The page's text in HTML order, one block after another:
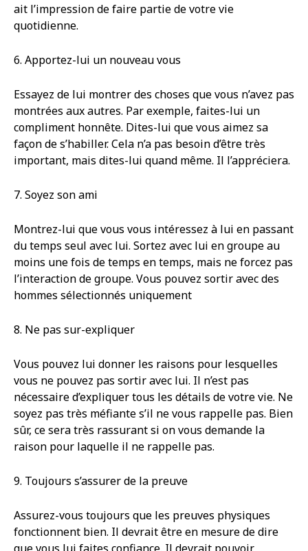
ait l’impression de faire partie de votre vie
quotidienne.
6. Apportez-lui un nouveau vous
Essayez de lui montrer des choses que vous n’avez pas
montrées aux autres. Par exemple, faites-lui un
compliment honnête. Dites-lui que vous aimez sa
façon de s’habiller. Cela n’a pas besoin d’être très
important, mais dites-lui quand même. Il l’appréciera.
7. Soyez son ami
Montrez-lui que vous vous intéressez à lui en passant
du temps seul avec lui. Sortez avec lui en groupe au
moins une fois de temps en temps, mais ne forcez pas
l’interaction de groupe. Vous pouvez sortir avec des
hommes sélectionnés uniquement
8. Ne pas sur-expliquer
Vous pouvez lui donner les raisons pour lesquelles
vous ne pouvez pas sortir avec lui. Il n’est pas
nécessaire d’expliquer tous les détails de votre vie. Ne
soyez pas très méfiante s’il ne vous rappelle pas. Bien
sûr, ce sera très rassurant si on vous demande la
raison pour laquelle il ne rappelle pas.
9. Toujours s’assurer de la preuve
Assurez-vous toujours que les preuves physiques
fonctionnent bien. Il devrait être en mesure de dire